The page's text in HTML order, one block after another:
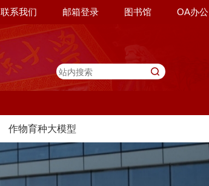
OA办公
图书馆
邮箱登录
联系我们
作物育种大模型